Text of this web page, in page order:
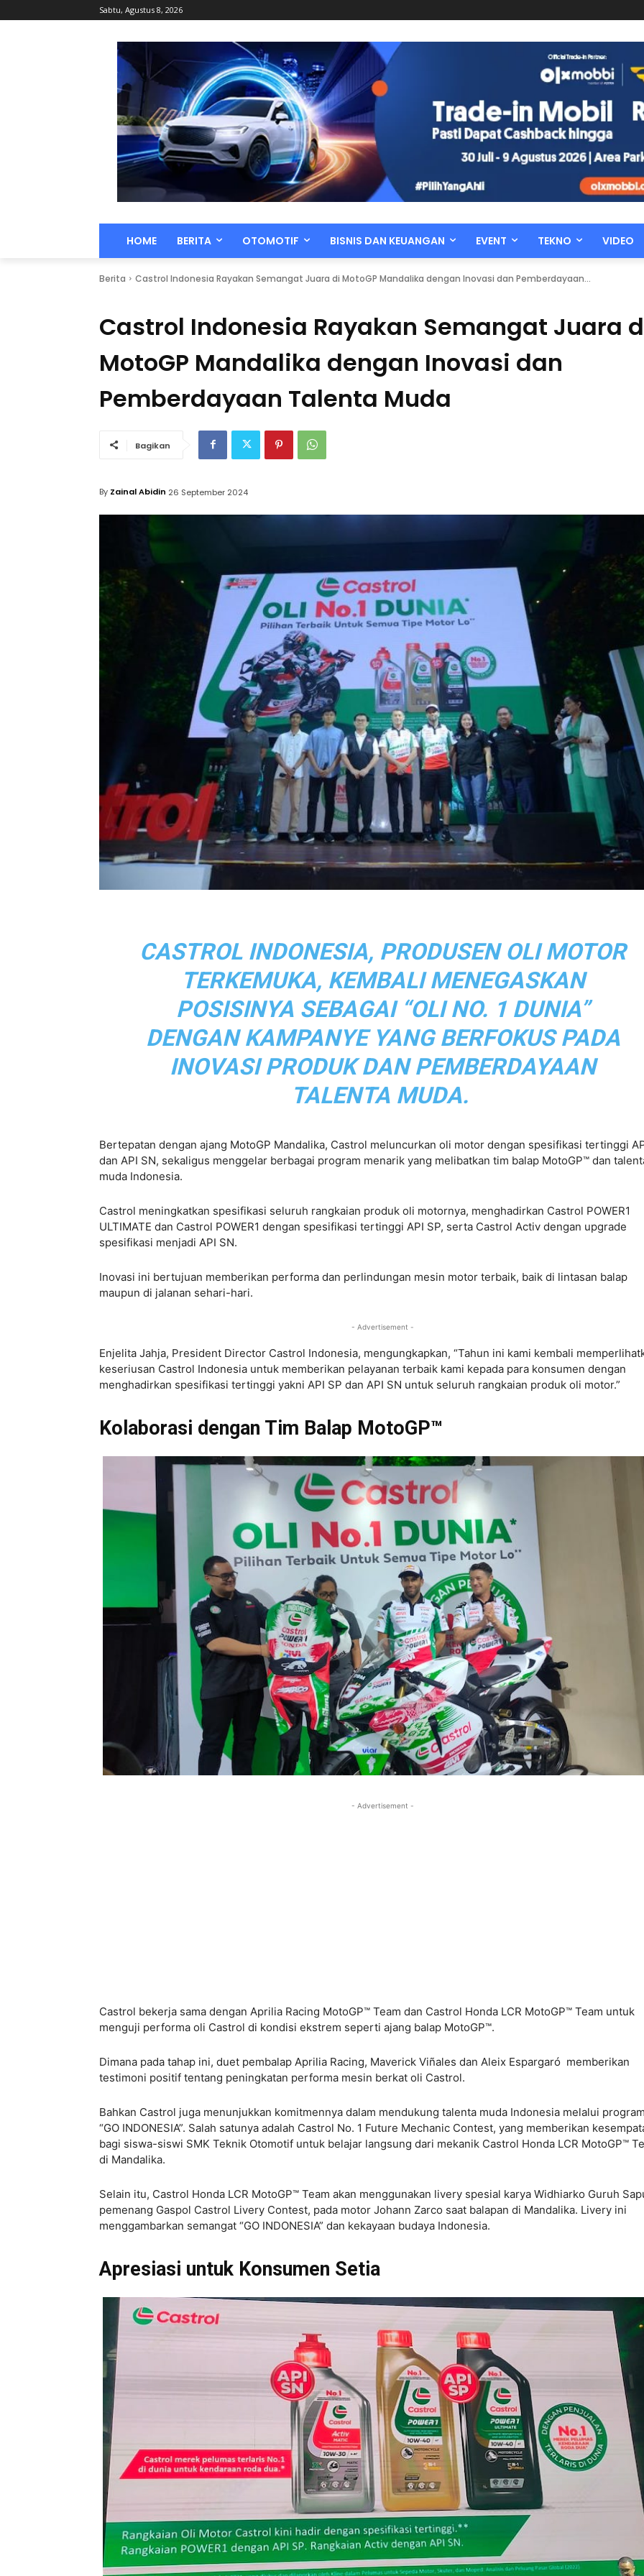
Sabtu, Agustus 8, 2026
HOME BERITA OTOMOTIF BISNIS DAN KEUANGAN EVENT TEKNO VIDEO
Berita Castrol Indonesia Rayakan Semangat Juara di MotoGP Mandalika dengan Inovasi dan Pemberdayaan...
Castrol Indonesia Rayakan Semangat Juara
MotoGP Mandalika dengan Inovasi dan
Pemberdayaan Talenta Muda
Bagikan
By Zainal Abidin 26 September 2024
CASTROL INDONESIA, PRODUSEN OLI MOTOR
TERKEMUKA, KEMBALI MENEGASKAN
POSISINYA SEBAGAI “OLI NO. 1 DUNIA”
DENGAN KAMPANYE YANG BERFOKUS PADA
INOVASI PRODUK DAN PEMBERDAYAAN
TALENTA MUDA.
Bertepatan dengan ajang MotoGP Mandalika, Castrol meluncurkan oli motor dengan spesifikasi tertinggi
dan API SN, sekaligus menggelar berbagai program menarik yang melibatkan tim balap MotoGP™ dan
muda Indonesia.
Castrol meningkatkan spesifikasi seluruh rangkaian produk oli motornya, menghadirkan Castrol POWER1
ULTIMATE dan Castrol POWER1 dengan spesifikasi tertinggi API SP, serta Castrol Activ dengan upgrade
spesifikasi menjadi API SN.
Inovasi ini bertujuan memberikan performa dan perlindungan mesin motor terbaik, baik di lintasan balap
maupun di jalanan sehari-hari.
- Advertisement -
Enjelita Jahja, President Director Castrol Indonesia, mengungkapkan, “Tahun ini kami kembali
keseriusan Castrol Indonesia untuk memberikan pelayanan terbaik kami kepada para konsumen dengan
menghadirkan spesifikasi tertinggi yakni API SP dan API SN untuk seluruh rangkaian produk oli motor.”
Kolaborasi dengan Tim Balap MotoGP™
- Advertisement -
Castrol bekerja sama dengan Aprilia Racing MotoGP™ Team dan Castrol Honda LCR MotoGP™ Team untuk
menguji performa oli Castrol di kondisi ekstrem seperti ajang balap MotoGP™.
Dimana pada tahap ini, duet pembalap Aprilia Racing, Maverick Viñales dan Aleix Espargaró memberikan
testimoni positif tentang peningkatan performa mesin berkat oli Castrol.
Bahkan Castrol juga menunjukkan komitmennya dalam mendukung talenta muda Indonesia melalui
“GO INDONESIA”. Salah satunya adalah Castrol No. 1 Future Mechanic Contest, yang memberikan
bagi siswa-siswi SMK Teknik Otomotif untuk belajar langsung dari mekanik Castrol Honda LCR MotoGP™
di Mandalika.
Selain itu, Castrol Honda LCR MotoGP™ Team akan menggunakan livery spesial karya Widhiarko Guruh
pemenang Gaspol Castrol Livery Contest, pada motor Johann Zarco saat balapan di Mandalika. Livery ini
menggambarkan semangat “GO INDONESIA” dan kekayaan budaya Indonesia.
Apresiasi untuk Konsumen Setia